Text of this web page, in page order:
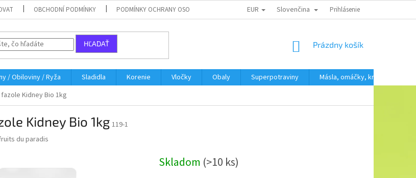
OBCHODNÍ PODMÍNKY PODMÍNKY OCHRANY OSOBNÍCH ÚDAJŮ EUR Slovenčina Prihlásenie
HĽADAŤ
NÁKUPNÝ
Prázdny košík
/ Obiloviny / Ryža Sladidla Korenie Vločky Obaly Superpotraviny Másla, omáčky, krémy
Kidney Bio 1kg
Kidney Bio 1kg 119-1
du paradis
Skladom (>10 ks)